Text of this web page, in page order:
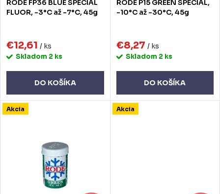
d
k
t
v
d
k
v
RODE FP36 BLUE SPECIAL
FLUOR, -3°C až -7°C, 45g
€12,61 / ks
Skladom 2 ks
DO KOŠÍKA
RODE P15 GREEN SPECIAL,
-10°C až -30°C, 45g
€8,27 / ks
Skladom 2 ks
DO KOŠÍKA
Akcia Akcia